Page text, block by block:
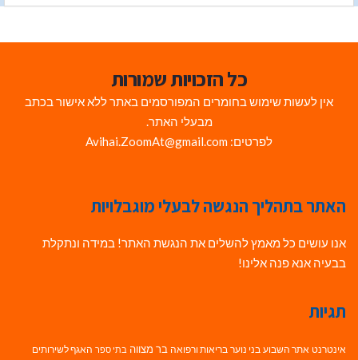
כל הזכויות שמורות
אין לעשות שימוש בחומרים המפורסמים באתר ללא אישור בכתב
מבעלי האתר.
לפרטים: Avihai.ZoomAt@gmail.com
האתר בתהליך הנגשה לבעלי מוגבלויות
אנו עושים כל מאמץ להשלים את הנגשת האתר! במידה ונתקלת
בבעיה אנא פנה אלינו!
תגיות
אינטרנט אתר השבוע בני נוער בריאות ורפואה בר מצווה בתי ספר האגף לשירותים